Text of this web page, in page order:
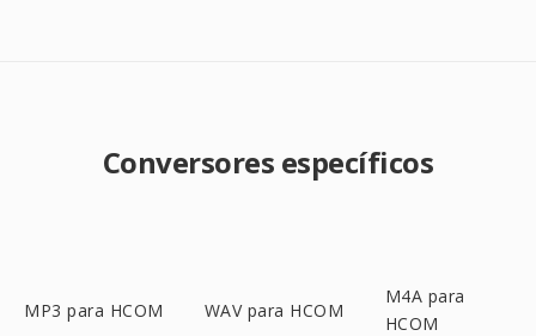
Conversores específicos
MP3 para HCOM WAV para HCOM
M4A para
HCOM